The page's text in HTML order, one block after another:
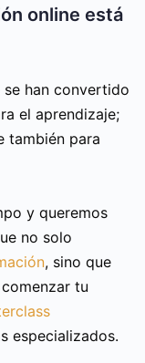
online está
han convertido
el aprendizaje;
también para
y queremos
no solo
, sino que
tu
especializados.